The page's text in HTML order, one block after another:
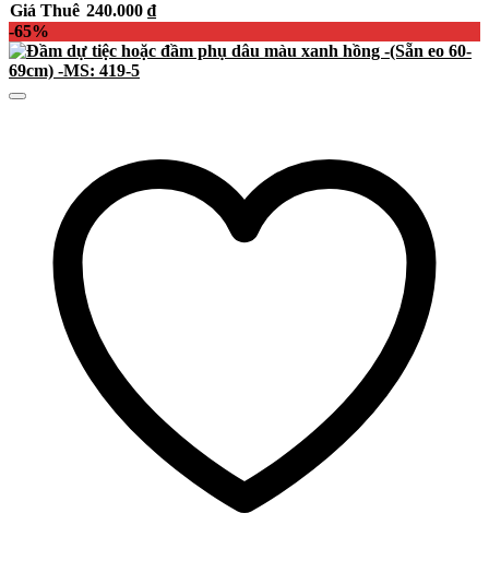
Giá Thuê 240.000 ₫
-65%